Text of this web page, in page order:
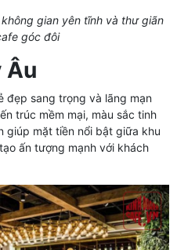
gian yên tĩnh và thư giãn
góc đôi
Âu
đẹp sang trọng và lãng mạn
trúc mềm mại, màu sắc tinh
giúp mặt tiền nổi bật giữa khu
ấn tượng mạnh với khách